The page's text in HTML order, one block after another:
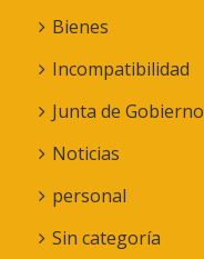
Bienes
Incompatibilidad
Junta de Gobierno
Noticias
personal
Sin categoría